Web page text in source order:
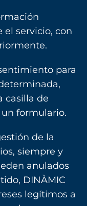
el servicio, con
para
casilla de
formulario.
de la
siempre y
anulados
DINÀMIC
legítimos a